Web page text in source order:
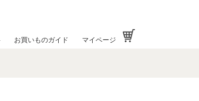
お買いものガイド マイページ